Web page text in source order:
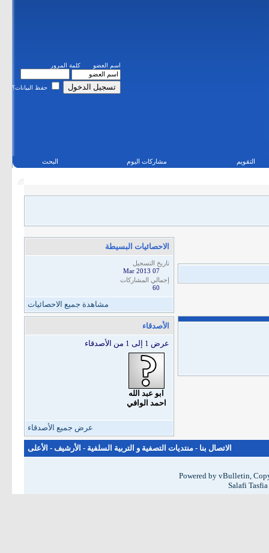
اسم العضو كلمة المرور
حفظ البيانات؟
التقويم مشاركات اليوم البحث
الاحصائيات البسيطة
تاريخ التسجيل
07 Mar 2013
إجمالي المشاركات
60
مشاهدة جميع الاحصائيات
الأصدقاء
عرض 1 إلى 1 من الأصدقاء
ابو عبد الله
احمد الوافي
عرض جميع الأصدقاء
الاتصال بنا - منتديات التصفية و التربية السلفية - الأرشيف - الأعلى
Powered by vBulletin,
Salafi